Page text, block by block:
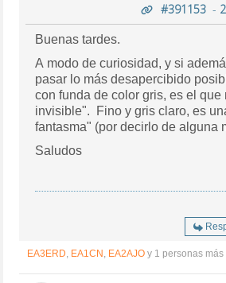
#391153-
Buenas tardes.
A modo de curiosidad, y si
pasar lo más desapercibido
con funda de color gris, es el
invisible". Fino y gris claro, es
fantasma" (por decirlo de alguna
Saludos
EA3ERD, EA1CN, EA2AJO y 1 personas